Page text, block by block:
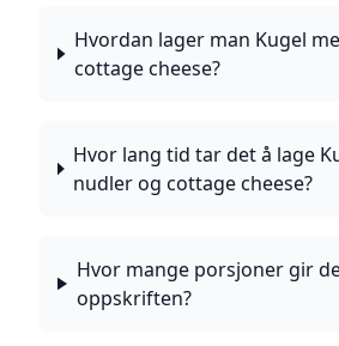
Hvordan lager man Kugel
cottage cheese?
Hvor lang tid tar det å lage
nudler og cottage cheese?
Hvor mange porsjoner gir
oppskriften?